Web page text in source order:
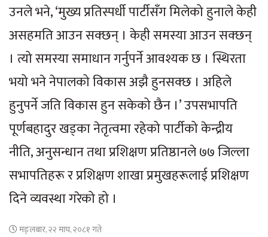
उनले भने, ‘मुख्य प्रतिस्पर्धी पार्टीसँग मिलेको हुनाले केही
असहमति आउन सक्छन् । केही समस्या आउन सक्छन्
। त्यो समस्या समाधान गर्नुपर्ने आवश्यक छ । स्थिरता
भयो भने नेपालको विकास अझै हुनसक्छ । अहिले
हुनुपर्ने जति विकास हुन सकेको छैन ।’ उपसभापति
पूर्णबहादुर खड्का नेतृत्वमा रहेको पार्टीको केन्द्रीय
नीति, अनुसन्धान तथा प्रशिक्षण प्रतिष्ठानले ७७ जिल्ला
सभापतिहरू र प्रशिक्षण शाखा प्रमुखहरूलाई प्रशिक्षण
दिने व्यवस्था गरेको हो ।
मङ्लबार, २२ माघ, २०८१ गते